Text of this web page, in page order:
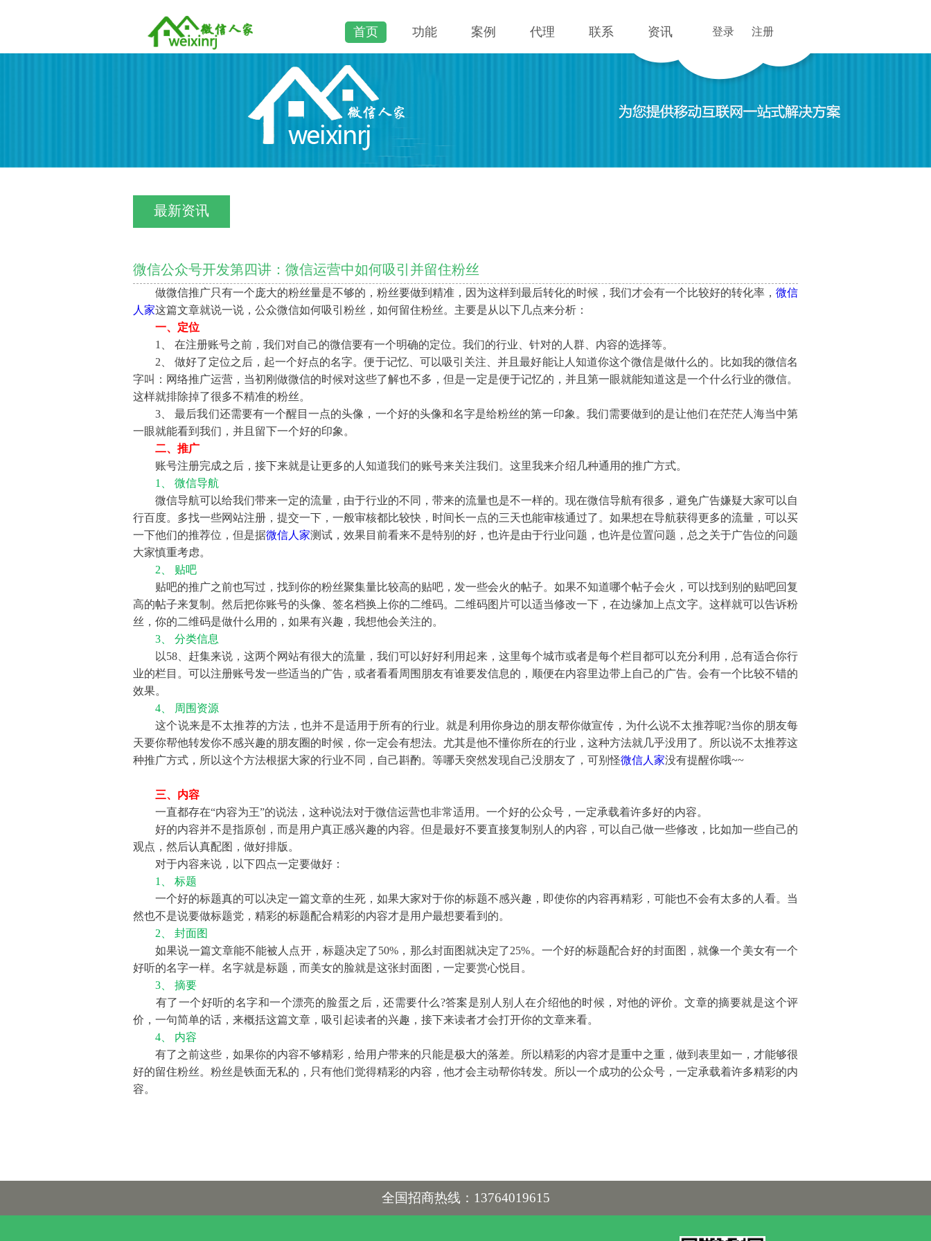
首页 功能 案例 代理 联系 资讯 登录 注册
最新资讯
微信公众号开发第四讲：微信运营中如何吸引并留住粉丝
做微信推广只有一个庞大的粉丝量是不够的，粉丝要做到精准，因为这样到最后转化的时候，我们才会有一个比较好的转化率， 微信
人家这篇文章就说一说，公众微信如何吸引粉丝，如何留住粉丝。主要是从以下几点来分析：
一、定位
1、 在注册账号之前，我们对自己的微信要有一个明确的定位。我们的行业、针对的人群、内容的选择等。
2、 做好了定位之后，起一个好点的名字。便于记忆、可以吸引关注、并且最好能让人知道你这个微信是做什么的。比如我的微信名
字叫：网络推广运营，当初刚做微信的时候对这些了解也不多，但是一定是便于记忆的，并且第一眼就能知道这是一个什么行业的微信。
这样就排除掉了很多不精准的粉丝。
3、 最后我们还需要有一个醒目一点的头像，一个好的头像和名字是给粉丝的第一印象。我们需要做到的是让他们在茫茫人海当中第
一眼就能看到我们，并且留下一个好的印象。
二、推广
账号注册完成之后，接下来就是让更多的人知道我们的账号来关注我们。这里我来介绍几种通用的推广方式。
1、 微信导航
微信导航可以给我们带来一定的流量，由于行业的不同，带来的流量也是不一样的。现在微信导航有很多，避免广告嫌疑大家可以自
行百度。多找一些网站注册，提交一下，一般审核都比较快，时间长一点的三天也能审核通过了。如果想在导航获得更多的流量，可以买
一下他们的推荐位，但是据微信人家测试，效果目前看来不是特别的好，也许是由于行业问题，也许是位置问题，总之关于广告位的问题
大家慎重考虑。
2、 贴吧
贴吧的推广之前也写过，找到你的粉丝聚集量比较高的贴吧，发一些会火的帖子。如果不知道哪个帖子会火，可以找到别的贴吧回复
高的帖子来复制。然后把你账号的头像、签名档换上你的二维码。二维码图片可以适当修改一下，在边缘加上点文字。这样就可以告诉粉
丝，你的二维码是做什么用的，如果有兴趣，我想他会关注的。
3、 分类信息
以58、赶集来说，这两个网站有很大的流量，我们可以好好利用起来，这里每个城市或者是每个栏目都可以充分利用，总有适合你行
业的栏目。可以注册账号发一些适当的广告，或者看看周围朋友有谁要发信息的，顺便在内容里边带上自己的广告。会有一个比较不错的
效果。
4、 周围资源
这个说来是不太推荐的方法，也并不是适用于所有的行业。就是利用你身边的朋友帮你做宣传，为什么说不太推荐呢?当你的朋友每
天要你帮他转发你不感兴趣的朋友圈的时候，你一定会有想法。尤其是他不懂你所在的行业，这种方法就几乎没用了。所以说不太推荐这
种推广方式，所以这个方法根据大家的行业不同，自己斟酌。等哪天突然发现自己没朋友了，可别怪微信人家没有提醒你哦~~
三、内容
一直都存在“内容为王”的说法，这种说法对于微信运营也非常适用。一个好的公众号，一定承载着许多好的内容。
好的内容并不是指原创，而是用户真正感兴趣的内容。但是最好不要直接复制别人的内容，可以自己做一些修改，比如加一些自己的
观点，然后认真配图，做好排版。
对于内容来说，以下四点一定要做好：
1、 标题
一个好的标题真的可以决定一篇文章的生死，如果大家对于你的标题不感兴趣，即使你的内容再精彩，可能也不会有太多的人看。当
然也不是说要做标题党，精彩的标题配合精彩的内容才是用户最想要看到的。
2、 封面图
如果说一篇文章能不能被人点开，标题决定了50%，那么封面图就决定了25%。一个好的标题配合好的封面图，就像一个美女有一个
好听的名字一样。名字就是标题，而美女的脸就是这张封面图，一定要赏心悦目。
3、 摘要
有了一个好听的名字和一个漂亮的脸蛋之后，还需要什么?答案是别人别人在介绍他的时候，对他的评价。文章的摘要就是这个评
价，一句简单的话，来概括这篇文章，吸引起读者的兴趣，接下来读者才会打开你的文章来看。
4、 内容
有了之前这些，如果你的内容不够精彩，给用户带来的只能是极大的落差。所以精彩的内容才是重中之重，做到表里如一，才能够很
好的留住粉丝。粉丝是铁面无私的，只有他们觉得精彩的内容，他才会主动帮你转发。所以一个成功的公众号，一定承载着许多精彩的内
容。
全国招商热线：13764019615